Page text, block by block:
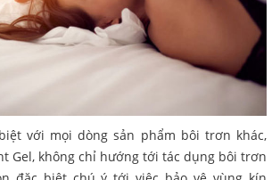
với mọi dòng sản phẩm bôi trơn khác,
Gel, không chỉ hướng tới tác dụng bôi trơn